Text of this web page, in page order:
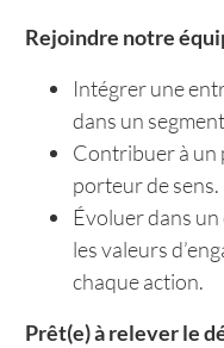
Rejoindre notre
Intégrer une
dans un
Contribuer à un
porteur de sens.
Évoluer dans
les valeurs
chaque action.
Prêt(e) à relever le